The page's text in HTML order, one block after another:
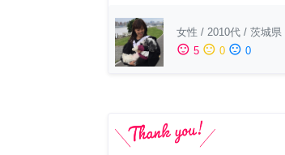
女性 / 2010代 / 茨城県
sentiment_satisfied 5 sentiment_neutral 0 sentiment_dissatisfied 0